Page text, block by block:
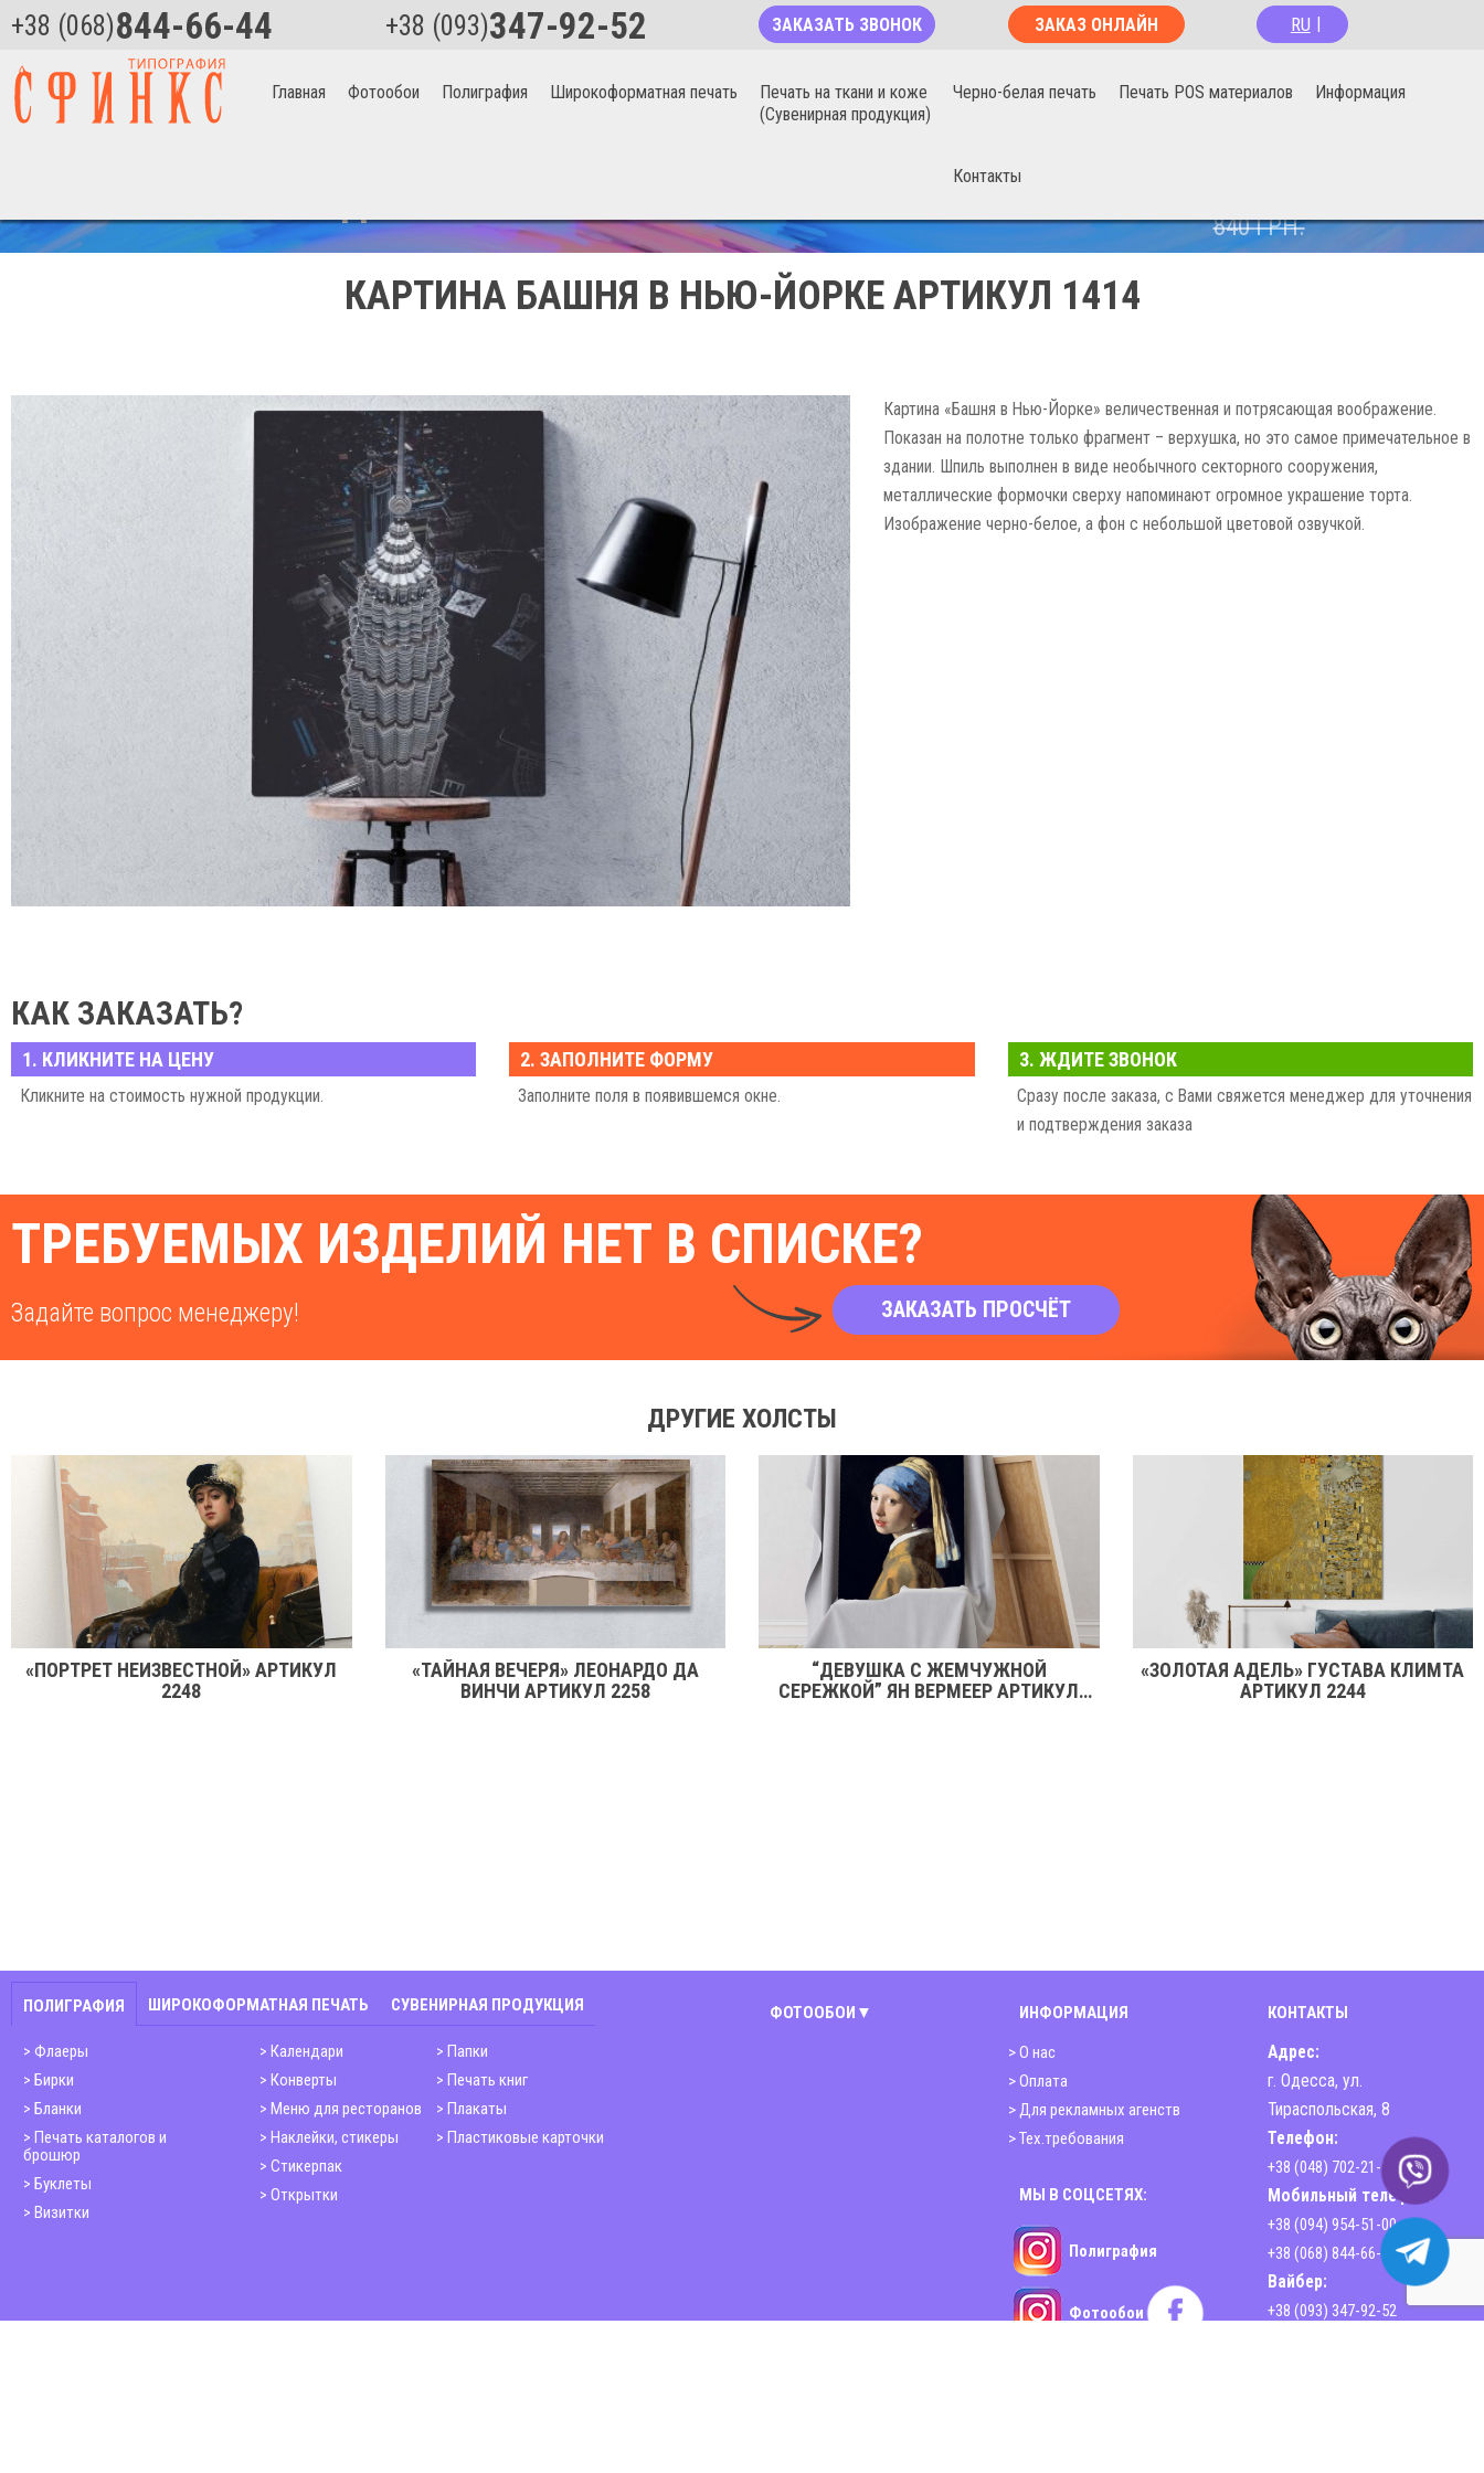
+38 (068)844-66-44 +38 (093)347-92-52 ЗАКАЗАТЬ ЗВОНОК ЗАКАЗ ОНЛАЙН RU
Главная Фотообои Полиграфия Широкоформатная печать
Печать на ткани и коже
(Сувенирная продукция)
Черно-белая печать Печать POS материалов Информация
Контакты
840ГРН.
КАРТИНА БАШНЯ В НЬЮ-ЙОРКЕ АРТИКУЛ 1414
Картина «Башня в Нью-Йорке» величественная и потрясающая воображение.
Показан на полотне только фрагмент – верхушка, но это самое примечательное в
здании. Шпиль выполнен в виде необычного секторного сооружения,
металлические формочки сверху напоминают огромное украшение торта.
Изображение черно-белое, а фон с небольшой цветовой озвучкой.
КАК ЗАКАЗАТЬ?
1. КЛИКНИТЕ НА ЦЕНУ
Кликните на стоимость нужной продукции.
2. ЗАПОЛНИТЕ ФОРМУ
Заполните поля в появившемся окне.
3. ЖДИТЕ ЗВОНОК
Сразу после заказа, с Вами свяжется менеджер для уточнения
и подтверждения заказа
ТРЕБУЕМЫХ ИЗДЕЛИЙ НЕТ В СПИСКЕ?
Задайте вопрос менеджеру! ЗАКАЗАТЬ ПРОСЧЁТ
ДРУГИЕ ХОЛСТЫ
«ПОРТРЕТ НЕИЗВЕСТНОЙ» АРТИКУЛ
2248
«ТАЙНАЯ ВЕЧЕРЯ» ЛЕОНАРДО ДА
ВИНЧИ АРТИКУЛ 2258
“ДЕВУШКА С ЖЕМЧУЖНОЙ
СЕРЕЖКОЙ” ЯН ВЕРМЕЕР АРТИКУЛ
«ЗОЛОТАЯ АДЕЛЬ» ГУСТАВА КЛИМТА
АРТИКУЛ 2244
ПОЛИГРАФИЯ
Флаеры
Бирки
Бланки
Печать каталогов и
брошюр
Буклеты
Визитки
Календари
Конверты
Меню для ресторанов
Наклейки, стикеры
Стикерпак
Открытки
Папки
Печать книг
Плакаты
Пластиковые карточки
ШИРОКОФОРМАТНАЯ ПЕЧАТЬ СУВЕНИРНАЯ ПРОДУКЦИЯ ФОТООБОИ
ИНФОРМАЦИЯ
> О нас
> Оплата
> Для рекламных агенств
> Тех.требования
МЫ В СОЦСЕТЯХ:
Полиграфия
Фотообои
КОНТАКТЫ
Адрес:
г. Одесса, ул.
Тираспольская, 8
Телефон:
+38 (048) 702-21-00
Мобильный телефон:
+38 (094) 954-51-00
+38 (068) 844-66-44
Вайбер:
+38 (093) 347-92-52